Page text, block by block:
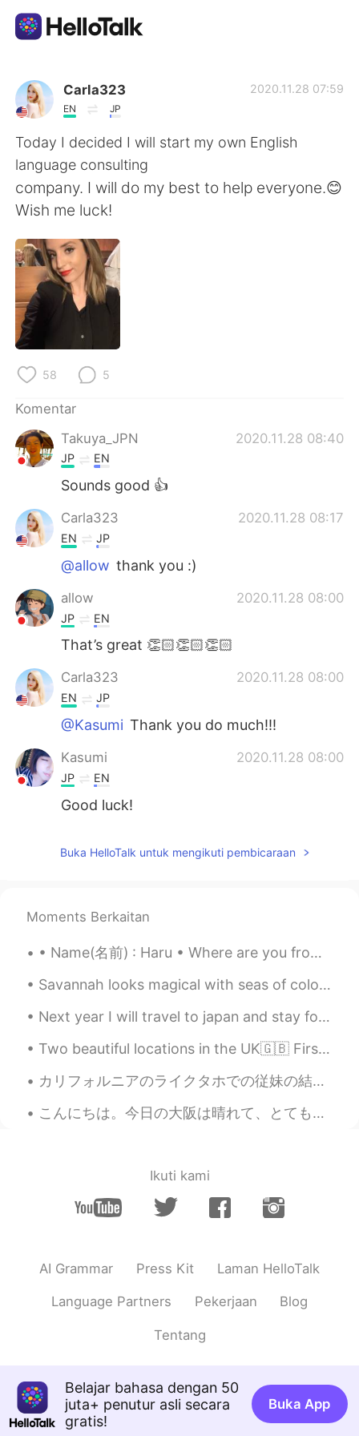
Aplikasi Pertukaran Bahasa
AI Grammar Checker
Indonesia
English
繁體中文
Deutsch
한국어
ไทย
Türkçe Tiếng Việt
Português
Carla323
EN JP
2020.11.28 07:59
Today I decided I will start my own English
language consulting
company. I will do my best to help everyone.😊
Wish me luck!
58 5
Komentar
Takuya_JPN
2020.11.28 08:40
JP EN
Sounds good 👍
Carla323 2020.11.28 08:17
EN JP
@allow thank you :)
allow 2020.11.28 08:00
JP EN
That’s great 👏🏻👏🏻👏🏻
Carla323 2020.11.28 08:00
EN JP
@Kasumi Thank you do much!!!
Kasumi 2020.11.28 08:00
JP EN
Good luck!
Buka HelloTalk untuk mengikuti pembicaraan
Moments Berkaitan
• Name(名前) : Haru • Where are you from?(出身) : Sweden 🇸🇪 • Height (背の高さ) : 158 • Birthday (誕生日) :...
Savannah looks magical with seas of colorful azaleas in bloom. It’s undoubtedly the prettiest tim...
Next year I will travel to japan and stay for 1 month ! I would really love to make lots of frien...
Two beautiful locations in the UK🇬🇧 First ones is Windermere Boat Cruises, Bowness The second on...
カリフォルニアのライクタホでの従妹の結婚式へ行った。短い間でしたのに、すごく楽しめた。ちょっと日焼けしたけど、カリフォルニアの暑さは今の札幌の寒さより良いと思う。 I went to my c...
こんにちは。今日の大阪は晴れて、とてもいい天気です。皆さんは今日は何をしましたか？私は今日から三連休休みがあります。今日はどこも行かずに、家事や、勉強をしました。久しぶりにパンダ🐼まんじゅうを作...
Ikuti kami
AI Grammar Press Kit Laman HelloTalk
Language Partners Pekerjaan Blog
Tentang
Belajar bahasa dengan 50
juta+ penutur asli secara
gratis!
Buka App